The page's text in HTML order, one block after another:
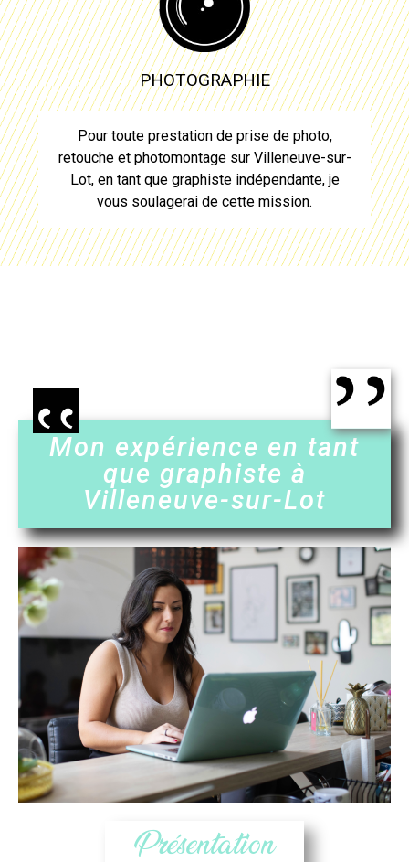
PHOTOGRAPHIE
Pour toute prestation de prise de photo,
retouche et photomontage sur Villeneuve-sur-
Lot, en tant que graphisteindépendante, je
vous soulagerai de cette mission.
Mon expérience en tant
que graphiste à
Villeneuve-sur-Lot
Présentation